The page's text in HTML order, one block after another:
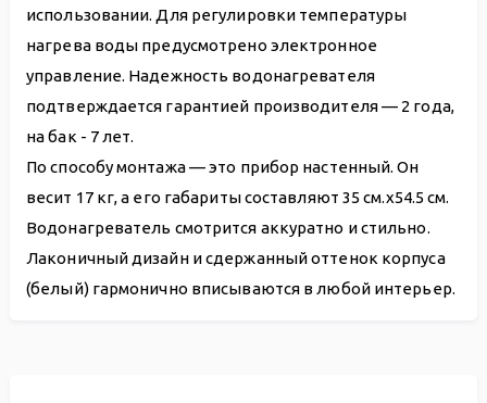
использовании. Для регулировки температуры
нагрева воды предусмотрено электронное
управление. Надежность водонагревателя
подтверждается гарантией производителя — 2 года,
на бак - 7 лет.
По способу монтажа — это прибор настенный. Он
весит 17 кг, а его габариты составляют 35 см.х54.5 см.
Водонагреватель смотрится аккуратно и стильно.
Лаконичный дизайн и сдержанный оттенок корпуса
(белый) гармонично вписываются в любой интерьер.